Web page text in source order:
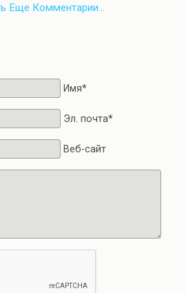
Еще Комментарии…
Имя*
Эл. почта*
Веб-сайт